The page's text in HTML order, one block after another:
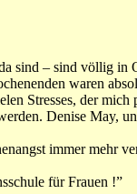
sind – sind völlig
waren
Stresses, der
Denise May,
immer mehr
für Frauen !”